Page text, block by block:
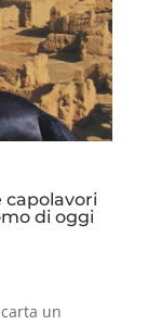
capolavori
di oggi
un